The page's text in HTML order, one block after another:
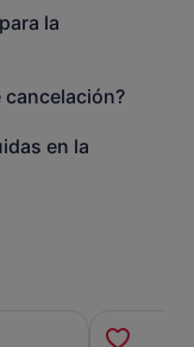
la
en la